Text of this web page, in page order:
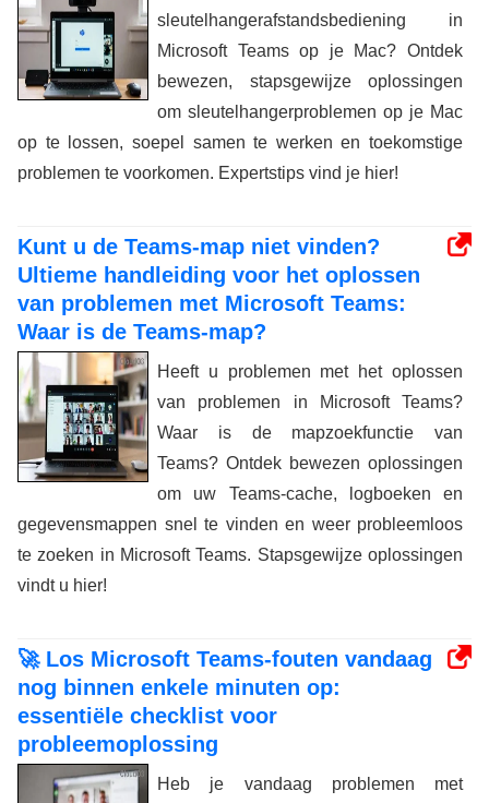
sleutelhangerafstandsbediening in
Microsoft Teams op je Mac? Ontdek
bewezen, stapsgewijze oplossingen
om sleutelhangerproblemen op je Mac
op te lossen, soepel samen te werken en toekomstige
problemen te voorkomen. Expertstips vind je hier!
Kunt u de Teams-map niet vinden?
Ultieme handleiding voor het oplossen
van problemen met Microsoft Teams:
Waar is de Teams-map?
Heeft u problemen met het oplossen
van problemen in Microsoft Teams?
Waar is de mapzoekfunctie van
Teams? Ontdek bewezen oplossingen
om uw Teams-cache, logboeken en
gegevensmappen snel te vinden en weer probleemloos
te zoeken in Microsoft Teams. Stapsgewijze oplossingen
vindt u hier!
🚀 Los Microsoft Teams-fouten vandaag
nog binnen enkele minuten op:
essentiële checklist voor
probleemoplossing
Heb je vandaag problemen met